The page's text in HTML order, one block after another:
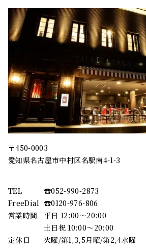
〒450-0003
愛知県名古屋市中村区名駅南4-1-3
TEL
☎︎052-990-2873
FreeDial ☎︎0120-976-806
営業時間
平日 12:00～20:00
土日祝 10:00～20:00
定休日
火曜/第1,3,5月曜/第2,4水曜